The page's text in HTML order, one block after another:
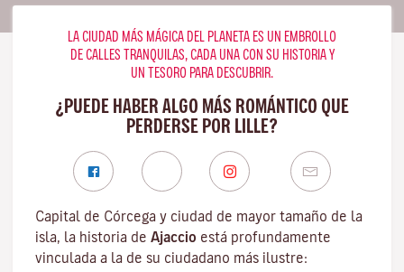
LA CIUDAD MÁS MÁGICA DEL PLANETA ES UN EMBROLLO
DE CALLES TRANQUILAS, CADA UNA CON SU HISTORIA Y
UN TESORO PARA DESCUBRIR.
¿PUEDE HABER ALGO MÁS ROMÁNTICO QUE
PERDERSE POR LILLE?
Capital de Córcega y ciudad de mayor tamaño de la
isla, la historia de Ajaccio está profundamente
vinculada a la de su ciudadano más ilustre: